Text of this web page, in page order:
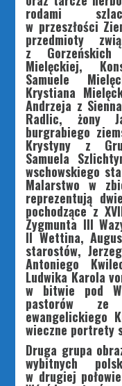
rodami
w przeszłości
przedmioty
z
Mielęckiej,
Samuele
Krystiana
Andrzeja z
Radlic, żony
burgrabiego
Krystyny z
Samuela
wschowskiego
Malarstwo w
reprezentują
pochodzące z
Zygmunta III
II Wettina,
starostów,
Antoniego
Ludwika Karola
w bitwie pod
pastorów ze
ewangelickiego
wieczne portrety
Druga grupa
wybitnych
w drugiej